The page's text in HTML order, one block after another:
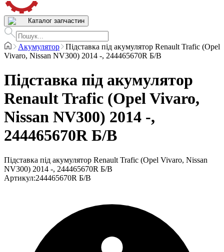
Каталог запчастин
Акумулятор
Підставка під акумулятор Renault Trafic (Opel
Vivaro, Nissan NV300) 2014 -, 244465670R Б/В
Підставка під акумулятор
Renault Trafic (Opel Vivaro,
Nissan NV300) 2014 -,
244465670R Б/В
Підставка під акумулятор Renault Trafic (Opel Vivaro, Nissan
NV300) 2014 -, 244465670R Б/В
Артикул:244465670R Б/В